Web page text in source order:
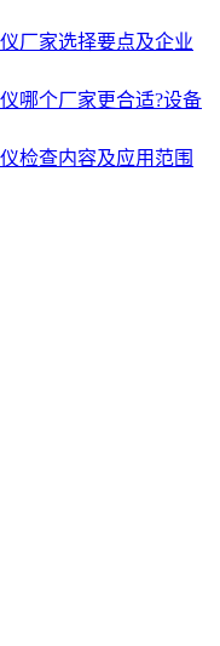
厂家选择要点及企业
哪个厂家更合适?设备
检查内容及应用范围